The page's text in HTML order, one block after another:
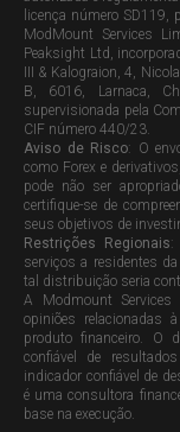
licença número SD119,
ModMount Services
Peaksight Ltd,
III & Kalograion, 4,
B, 6016, Larnaca,
supervisionada pela
CIF número 440/23.
Aviso de Risco: O
como Forex e
pode não ser
certifique-se de
seus objetivos de
Restrições Regionais:
serviços a residentes
tal distribuição seria
A Modmount Services
opiniões relacionadas
produto financeiro. O
confiável de
indicador confiável de
é uma consultora
base na execução.